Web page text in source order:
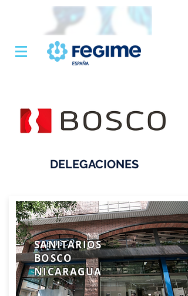
DELEGACIONES
SANITARIOS
BOSCO
NICARAGUA